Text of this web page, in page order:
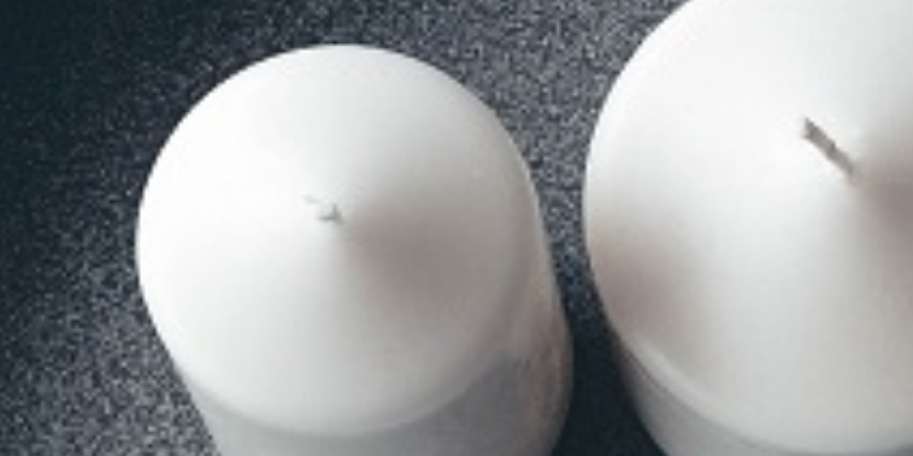
MSc Data Management & Business Analytics
Certificat Strategy & Business Model
Transformation
Certificat Strategic Foresight
Certificat Entrepreneuriat